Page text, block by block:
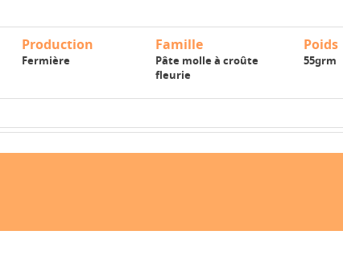
Production
Fermière
Famille
Pâte molle à croûte
fleurie
Poids
55grm